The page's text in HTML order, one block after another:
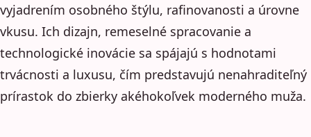
vyjadrením osobného štýlu, rafinovanosti a úrovne
vkusu. Ich dizajn, remeselné spracovanie a
technologické inovácie sa spájajú s hodnotami
trvácnosti a luxusu, čím predstavujú nenahraditeľný
prírastok do zbierky akéhokoľvek moderného muža.